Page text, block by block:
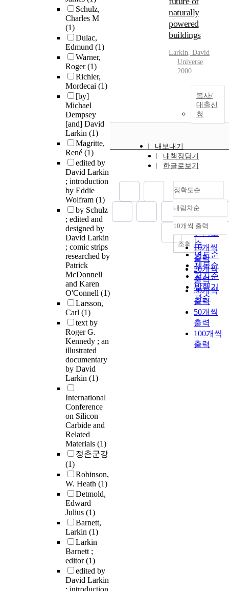
Schulz,
Charles M
(1)
Dulac,
Edmund (1)
Warner,
Roger(1)
Richler,
Mordecai (1)
[by]
Michael
Dempsey
[and] David
Larkin (1)
Magritte,
René (1)
edited by
David Larkin
; introduction
by Eddie
Wolfram (1)
by Schulz
; edited and
designed by
David Larkin
; comic strips
researched by
Patrick
McDonnell
and Karen
O'Connell (1)
Larsson,
Carl (1)
text by
Roger G.
Kennedy ; an
illustrated
documentary
by David
Larkin (1)
International
Conference
on Silicon
Carbide and
Related
Materials (1)
정촌군강
(1)
Robinson,
W. Heath (1)
Detmold,
Edward
Julius (1)
Barnett,
Larkin (1)
Larkin
Barnett ;
editor(1)
edited by
David Larkin
naturally
powered
buildings
Larkin, David
Universe
2000
복사/
대출신
청
내보내기
내책장담기
한글로보기
정확도순
정확도
순
인기도
순
연도순
제목순
저자순
발행기
관순
내림차순
내림차순
10개씩 출력
10개씩
출력
20개씩
출력
30개씩
출력
50개씩
출력
100개씩
출력
조회